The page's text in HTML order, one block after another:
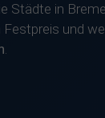
Städte in
und
.